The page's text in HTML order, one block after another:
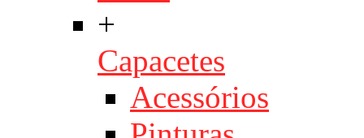
+
Capacetes
Acessórios